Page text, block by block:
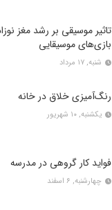
تاثیر موسیقی بر رشد مغز
بازی‌های موسیقایی
شنبه, ۱۷ مرداد
رنگ‌آمیزی خلاق در خانه
یکشنبه, ۱۰ شهریور
فواید کار گروهی در مدرسه
چهارشنبه, ۶ اسفند